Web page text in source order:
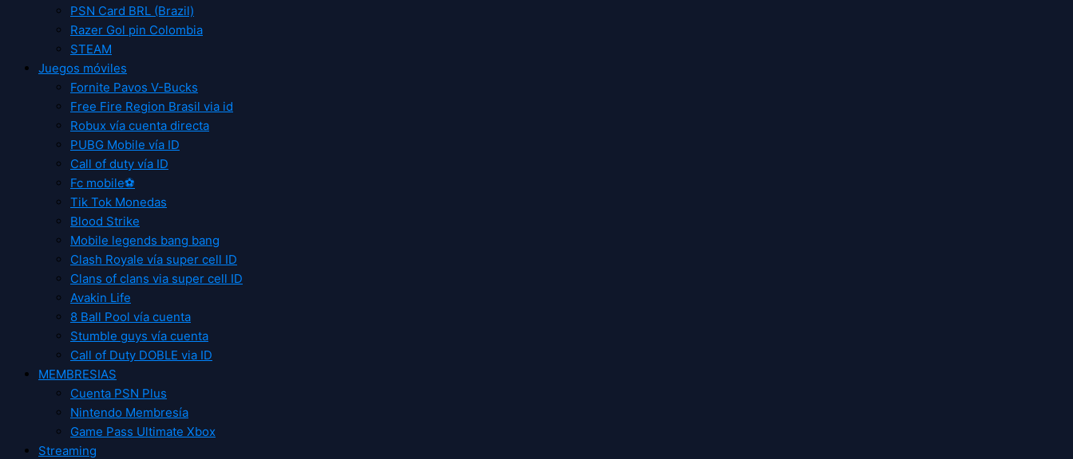
PSN Card BRL (Brazil)
Razer Gol pin Colombia
STEAM
Juegos móviles
Fornite Pavos V-Bucks
Free Fire Region Brasil via id
Robux vía cuenta directa
PUBG Mobile vía ID
Call of duty vía ID
Fc mobile⚽
Tik Tok Monedas
Blood Strike
Mobile legends bang bang
Clash Royale vía super cell ID
Clans of clans via super cell ID
Avakin Life
8 Ball Pool vía cuenta
Stumble guys vía cuenta
Call of Duty DOBLE via ID
MEMBRESIAS
Cuenta PSN Plus
Nintendo Membresía
Game Pass Ultimate Xbox
Streaming